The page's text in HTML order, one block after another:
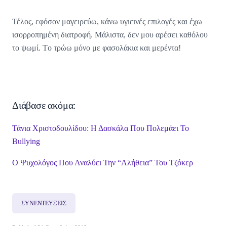
Τέλος, εφόσον μαγειρεύω, κάνω υγιεινές επιλογές και έχω
ισορροπημένη διατροφή. Μάλιστα, δεν μου αρέσει καθόλου
το ψωμί. Tο τρώω μόνο με φασολάκια και μερέντα!
Διάβασε ακόμα:
Τάνια Χριστοδουλίδου: Η Δασκάλα Που Πολεμάει Το
Bullying
Ο Ψυχολόγος Που Αναλύει Την “Αλήθεια” Του Τζόκερ
ΣΥΝΕΝΤΕΥΞΕΙΣ